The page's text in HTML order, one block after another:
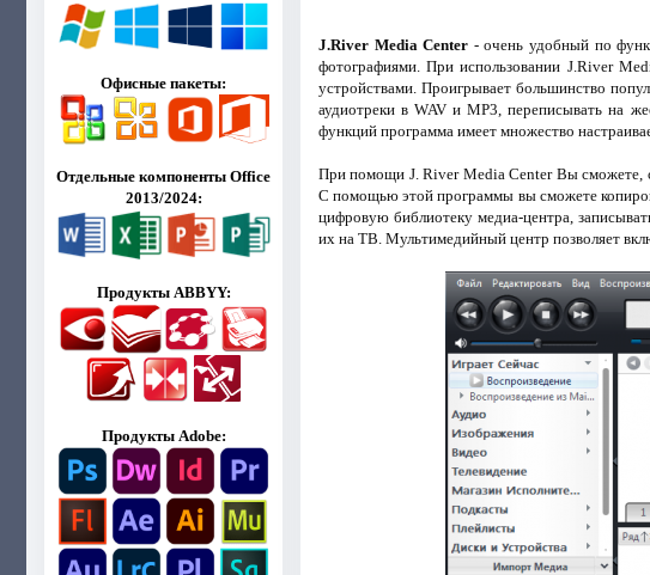
Офисные пакеты:
Отдельные компоненты Office
2013/2024:
Продукты ABBYY:
Продукты Adobe:
J.River Media Center - очень удобный по
фотографиями. При использовании J.River
устройствами. Проигрывает большинство
аудиотреки в WAV и MP3, переписывать на
функций программа имеет множество
При помощи J. River Media Center Вы сможете,
С помощью этой программы вы сможете
цифровую библиотеку медиа-центра,
их на ТВ. Мультимедийный центр позволяет